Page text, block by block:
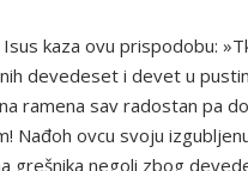
kaza ovu prispodobu:
devedeset i devet u
ramena sav radostan pa
Nađoh ovcu svoju
grešnika negoli zbog